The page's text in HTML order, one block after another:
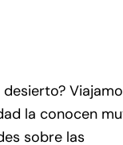
la conocen
sobre las